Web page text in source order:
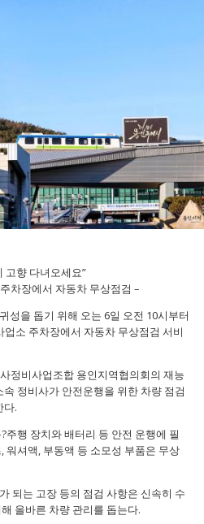
고향 다녀오세요”
차장에서 자동차 무상점검 –
성을 돕기 위해 오는 6일 오전 10시부터
소 주차장에서 자동차 무상점검 서비
정비사업조합 용인지역협의회의 재능
정비사가 안전운행을 위한 차량 점검
다.
주행 장치와 배터리 등 안전 운행에 필
워셔액, 부동액 등 소모성 부품은 무상
되는 고장 등의 점검 사항은 신속히 수
올바른 차량 관리를 돕는다.